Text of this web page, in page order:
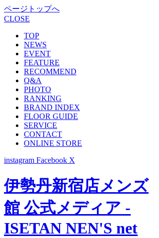
ページトップへ
CLOSE
TOP
NEWS
EVENT
FEATURE
RECOMMEND
Q&A
PHOTO
RANKING
BRAND INDEX
FLOOR GUIDE
SERVICE
CONTACT
ONLINE STORE
instagram Facebook X
伊勢丹新宿店メンズ
館 公式メディア -
ISETAN NEN'S net